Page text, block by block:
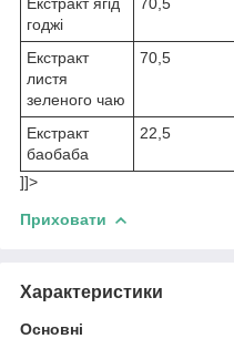
годжі
Екстракт
листя
зеленого чаю
70,5
Екстракт
баобаба
22,5
]]>
Приховати
Характеристики
Основні